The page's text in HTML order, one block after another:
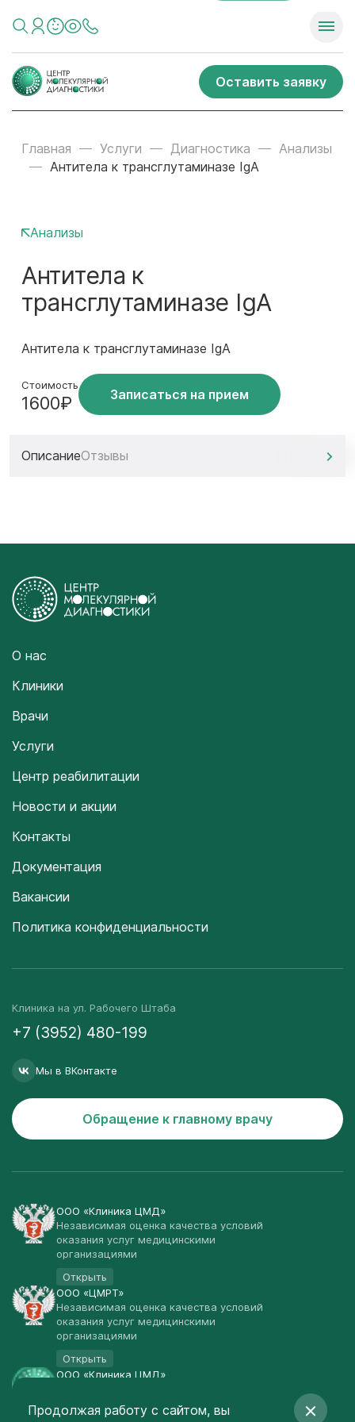
Оставить заявку
Главная Услуги Диагностика
Анализы
Антитела к трансглутаминазе IgА
Анализы
Антитела к
трансглутаминазе IgА
Антитела к трансглутаминазе IgА
Стоимость
1600₽ Записаться на прием
ОписаниеОтзывы
О нас
Клиники
Врачи
Услуги
Центр реабилитации
Новости и акции
Контакты
Документация
Вакансии
Политика конфиденциальности
Клиника на ул. Рабочего Штаба
+7 (3952) 480-199
Мы в ВКонтакте
Обращение к главному врачу
ООО «Клиника ЦМД»
Независимая оценка качества условий
оказания услуг медицинскими
организациями
Открыть
ООО «ЦМРТ»
Независимая оценка качества условий
оказания услуг медицинскими
организациями
Открыть
ООО «Клиника ЦМД»
Открыть
Продолжая работу с сайтом, вы